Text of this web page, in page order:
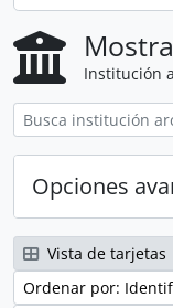
Institución
Opciones
Vista de tarjetas
Ordenar por: